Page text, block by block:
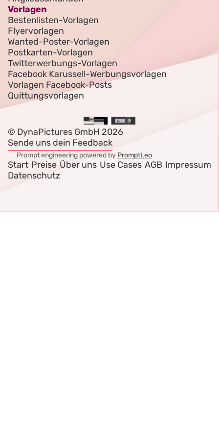
Vorlagen
Bestenlisten-Vorlagen
Flyervorlagen
Wanted-Poster-Vorlagen
Postkarten-Vorlagen
Twitterwerbungs-Vorlagen
Facebook Karussell-Werbungsvorlagen
Vorlagen Facebook-Posts
Quittungsvorlagen
© DynaPictures GmbH 2026
Sende uns dein Feedback
Prompt engineering powered by PromptLeo
Start Preise Über uns Use Cases AGB Impressum
Datenschutz